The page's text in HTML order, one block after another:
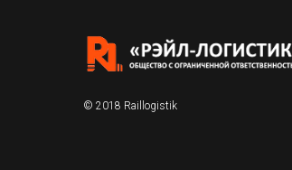
© 2018 Raillogistik